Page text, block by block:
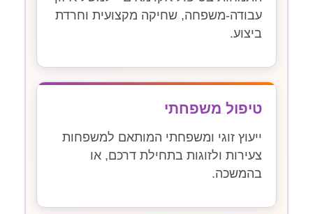
עבודה-משפחה, שחיקה מקצועית וחרדת
ביצוע.
טיפול משפחתי
ייעוץ זוגי ומשפחתי המותאם למשפחות
צעירות ולזוגות בתחילת דרכם, או
בהמשכה.